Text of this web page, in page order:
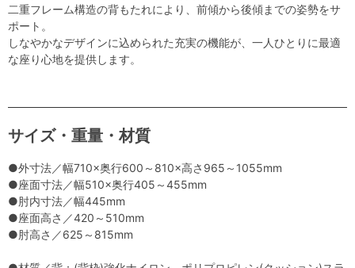
二重フレーム構造の背もたれにより、前傾から後傾までの姿勢をサ
ポート。
しなやかなデザインに込められた充実の機能が、一人ひとりに最適
な座り心地を提供します。
サイズ・重量・材質
●外寸法／幅710×奥行600～810×高さ965～1055mm
●座面寸法／幅510×奥行405～455mm
●肘内寸法／幅445mm
●座面高さ／420～510mm
●肘高さ／625～815mm